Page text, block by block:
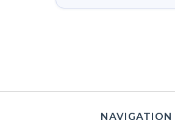
NAVIGATION